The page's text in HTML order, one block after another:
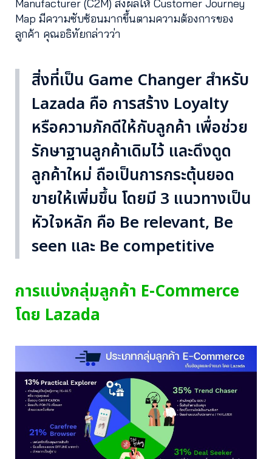
Manufacturer (C2M) ส่งผลให้ Customer Journey
Map มีความซับซ้อนมากขึ้นตามความต้องการของ
ลูกค้า คุณอธิทัยกล่าวว่า
สิ่งที่เป็น Game Changer สำหรับ
Lazada คือ การสร้าง Loyalty
หรือความภักดีให้กับลูกค้า เพื่อช่วย
รักษาฐานลูกค้าเดิมไว้ และดึงดูด
ลูกค้าใหม่ ถือเป็นการกระตุ้นยอด
ขายให้เพิ่มขึ้น โดยมี 3 แนวทางเป็น
หัวใจหลัก คือ Be relevant, Be
seen และ Be competitive
การแบ่งกลุ่มลูกค้า E-Commerce
โดย Lazada